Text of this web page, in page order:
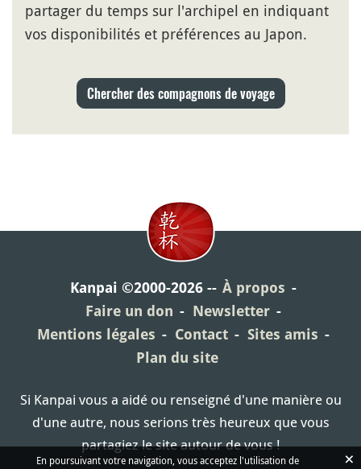
partager du temps sur l'archipel en indiquant
vos disponibilités et préférences au Japon.
Chercher des compagnons de voyage
Kanpai ©2000-2026
À propos
Faire un don
Newsletter
Mentions légales
Contact
Sites amis
Plan du site
Si Kanpai vous a aidé ou renseigné d'une manière ou
d'une autre, nous serions très heureux que vous
partagiez le site autour de vous !
En poursuivant votre navigation, vous acceptez l'utilisation de
×